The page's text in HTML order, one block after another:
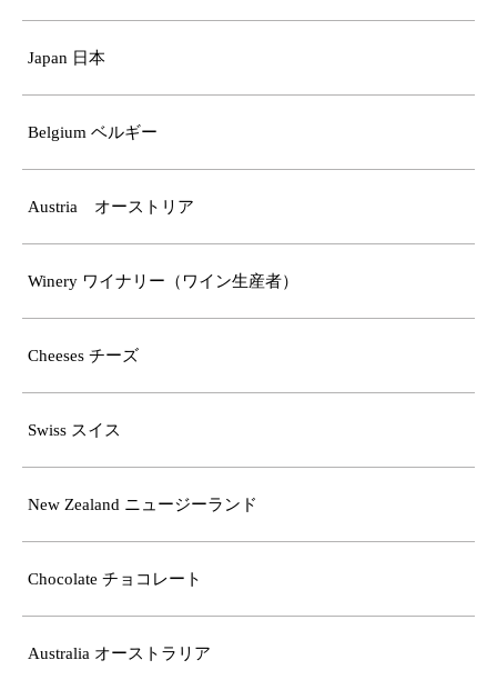
Japan 日本
Belgium ベルギー
Austria オーストリア
Winery ワイナリー（ワイン生産者）
Cheeses チーズ
Swiss スイス
New Zealand ニュージーランド
Chocolate チョコレート
Australia オーストラリア